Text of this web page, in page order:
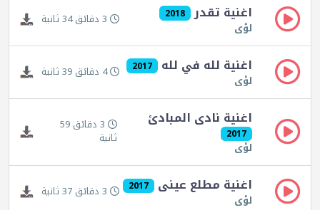
اغنية تقدر 2018
لؤى 3 دقائق 34 ثانية
اغنية لله في لله 2017
لؤى 4 دقائق 39 ثانية
اغنية نادى المبادئ
2017
لؤى
3 دقائق 59
ثانية
اغنية مطلع عينى 2017
لؤى 3 دقائق 37 ثانية